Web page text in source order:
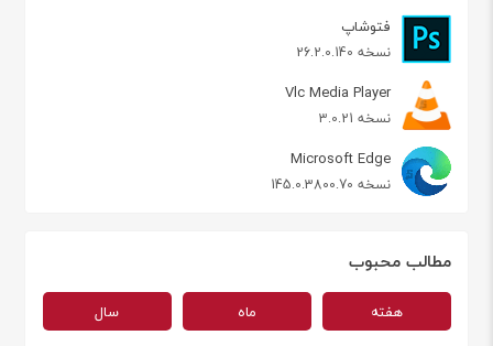
فتوشاپ
نسخه 26.2.0.140
Vlc Media Player
نسخه 3.0.21
Microsoft Edge
نسخه 145.0.3800.70
مطالب محبوب
هفته ماه سال